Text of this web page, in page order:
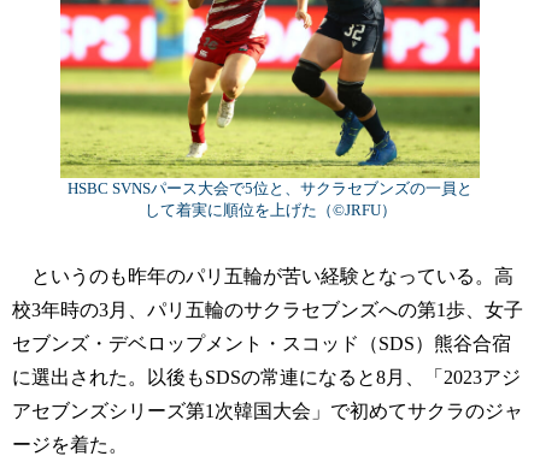
HSBC SVNSパース大会で5位と、サクラセブンズの一員と
して着実に順位を上げた（©︎JRFU）
というのも昨年のパリ五輪が苦い経験となっている。高
校3年時の3月、パリ五輪のサクラセブンズへの第1歩、女子
セブンズ・デベロップメント・スコッド（SDS）熊谷合宿
に選出された。以後もSDSの常連になると8月、「2023アジ
アセブンズシリーズ第1次韓国大会」で初めてサクラのジャ
ージを着た。